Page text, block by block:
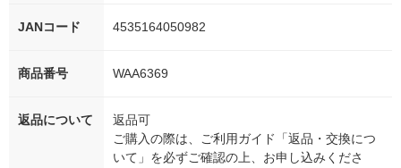
JANコード 4535164050982
商品番号 WAA6369
返品について
返品可
ご購入の際は、ご利用ガイド「返品・交換につ
いて」を必ずご確認の上、お申し込みくださ